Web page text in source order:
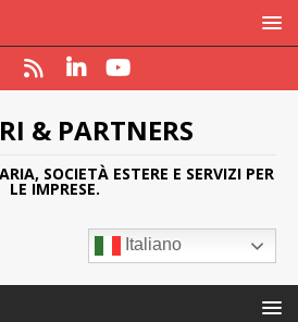
& PARTNERS
SOCIETÀ ESTERE E SERVIZI PER
LE IMPRESE.
Italiano